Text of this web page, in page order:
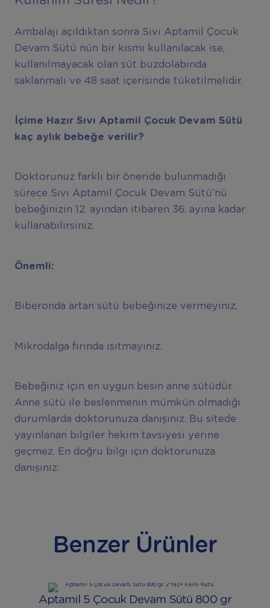
Ambalajı açıldıktan sonra Sıvı Aptamil Çocuk
Devam Sütü nün bir kısmı kullanılacak ise,
kullanılmayacak olan süt buzdolabında
saklanmalı ve 48 saat içerisinde tüketilmelidir.
İçime Hazır Sıvı Aptamil Çocuk Devam Sütü
kaç aylık bebeğe verilir?
Doktorunuz farklı bir öneride bulunmadığı
sürece Sıvı Aptamil Çocuk Devam Sütü’nü
bebeğinizin 12. ayından itibaren 36. ayına kadar
kullanabilirsiniz.
Önemli:
Biberonda artan sütü bebeğinize vermeyiniz.
Mikrodalga fırında ısıtmayınız.
Bebeğiniz için en uygun besin anne sütüdür.
Anne sütü ile beslenmenin mümkün olmadığı
durumlarda doktorunuza danışınız. Bu sitede
yayınlanan bilgiler hekim tavsiyesi yerine
geçmez. En doğru bilgi için doktorunuza
danışınız.
Benzer Ürünler
Aptamil 5 Çocuk Devam Sütü 800 gr